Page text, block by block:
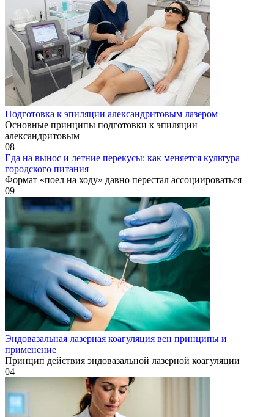
Подготовка к эпиляции александритовым лазером
Основные принципы подготовки к эпиляции
александритовым
08
Еда на вынос и летние перекусы: как меняется культура
городского питания
Формат «поел на ходу» давно перестал ассоциироваться
09
Эндовазальная лазерная коагуляция вен принципы и
применение
Принцип действия эндовазальной лазерной коагуляции
04